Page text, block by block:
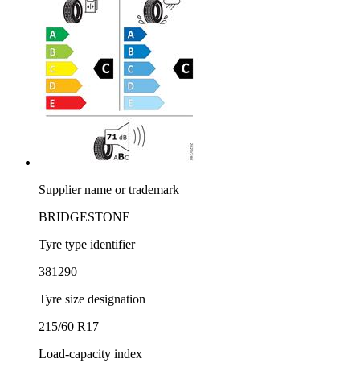
Supplier name or trademark
BRIDGESTONE
Tyre type identifier
381290
Tyre size designation
215/60 R17
Load-capacity index